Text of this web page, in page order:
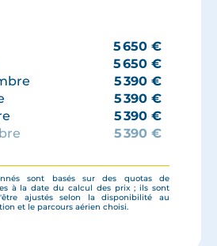
5 650 €
5 650 €
5 390 €
5 390 €
5 390 €
5 390 €
sont basés sur des quotas de
à la date du calcul des prix ; ils sont
ajustés selon la disponibilité au
et le parcours aérien choisi.